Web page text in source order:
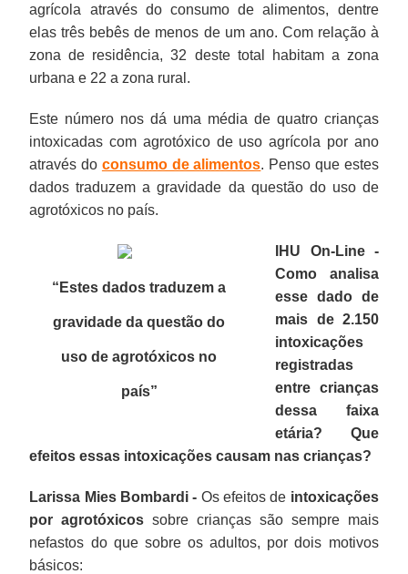
agrícola através do consumo de alimentos, dentre
elas três bebês de menos de um ano. Com relação à
zona de residência, 32 deste total habitam a zona
urbana e 22 a zona rural.
Este número nos dá uma média de quatro crianças
intoxicadas com agrotóxico de uso agrícola por ano
através do consumo de alimentos. Penso que estes
dados traduzem a gravidade da questão do uso de
agrotóxicos no país.
“Estes dados traduzem a
gravidade da questão do
uso de agrotóxicos no
país”
IHU On-Line -
Como analisa
esse dado de
mais de 2.150
intoxicações
registradas
entre crianças
dessa faixa
etária? Que
efeitos essas intoxicações causam nas crianças?
Larissa Mies Bombardi - Os efeitos de intoxicações
por agrotóxicos sobre crianças são sempre mais
nefastos do que sobre os adultos, por dois motivos
básicos: